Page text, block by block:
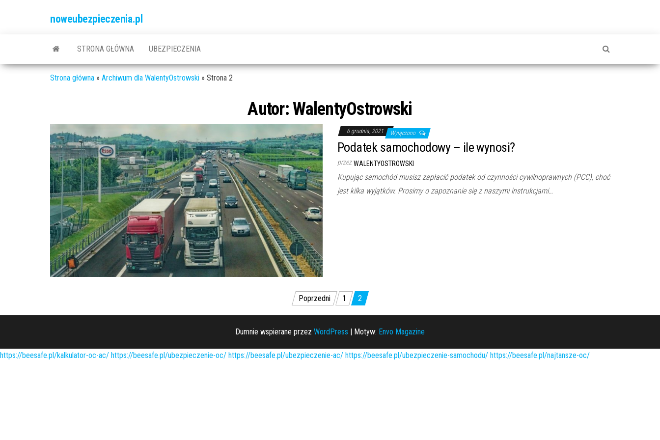
noweubezpieczenia.pl
STRONA GŁÓWNA UBEZPIECZENIA
Strona główna » Archiwum dla WalentyOstrowski » Strona 2
Autor:WalentyOstrowski
6 grudnia, 2021 Wyłączono
Podatek samochodowy – ile wynosi?
przez WALENTYOSTROWSKI
Kupując samochód musisz zapłacić podatek od czynności cywilnoprawnych (PCC), choć
jest kilka wyjątków. Prosimy o zapoznanie się z naszymi instrukcjami…
po
Poprzedni 1 2
Dumnie wspierane przez WordPress Motyw: Envo Magazine
https://beesafe.pl/kalkulator-oc-ac/ https://beesafe.pl/ubezpieczenie-oc/ https://beesafe.pl/ubezpieczenie-ac/ https://beesafe.pl/ubezpieczenie-samochodu/ https://beesafe.pl/najtansze-oc/